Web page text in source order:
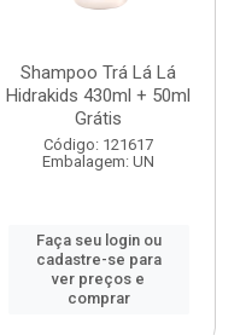
Shampoo Trá Lá Lá
Hidrakids 430ml + 50ml
Grátis
Código: 121617
Embalagem: UN
Faça seu login ou
cadastre-se para
ver preços e
comprar